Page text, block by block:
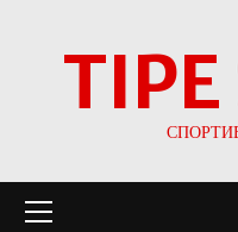
TIPE
меню